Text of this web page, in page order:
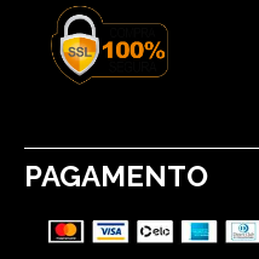
PAGAMENTO